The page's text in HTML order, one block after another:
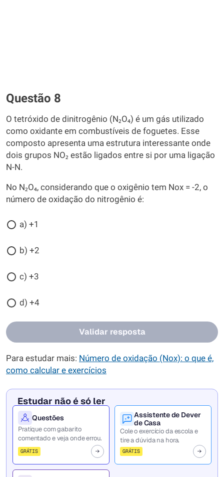
Questão 8
O tetróxido de dinitrogênio (N₂O₄) é um gás utilizado
como oxidante em combustíveis de foguetes. Esse
composto apresenta uma estrutura interessante onde
dois grupos NO₂ estão ligados entre si por uma ligação
N-N.
No N₂O₄, considerando que o oxigênio tem Nox = -2, o
número de oxidação do nitrogênio é:
a) +1
b) +2
c) +3
d) +4
Validar resposta
Para estudar mais: Número de oxidação (Nox): o que é,
como calcular e exercícios
Estudar não é só ler
Questões
Pratique com gabarito
comentado e veja onde errou.
GRÁTIS
Assistente de Dever
de Casa
Cole o exercício da escola e
tire a dúvida na hora.
GRÁTIS